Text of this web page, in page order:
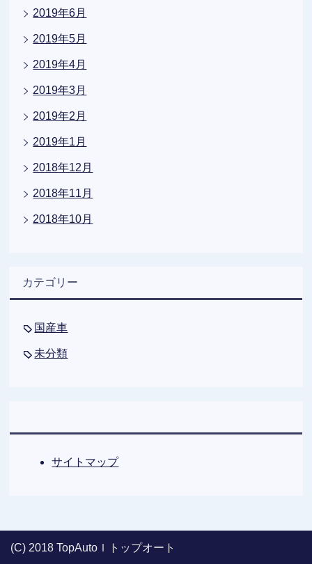
2019年6月
2019年5月
2019年4月
2019年3月
2019年2月
2019年1月
2018年12月
2018年11月
2018年10月
カテゴリー
国産車
未分類
サイトマップ
(C) 2018 TopAutoｌトップオート